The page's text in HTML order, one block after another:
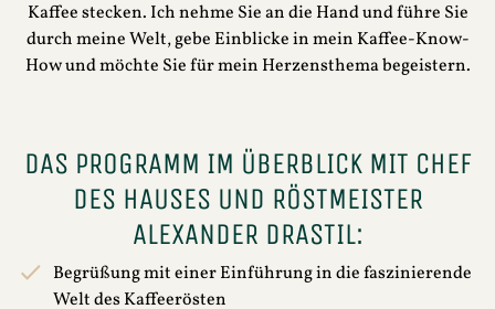
Kaffee stecken. Ich nehme Sie an die Hand und führe Sie
durch meine Welt, gebe Einblicke in mein Kaffee-Know-
How und möchte Sie für mein Herzensthema begeistern.